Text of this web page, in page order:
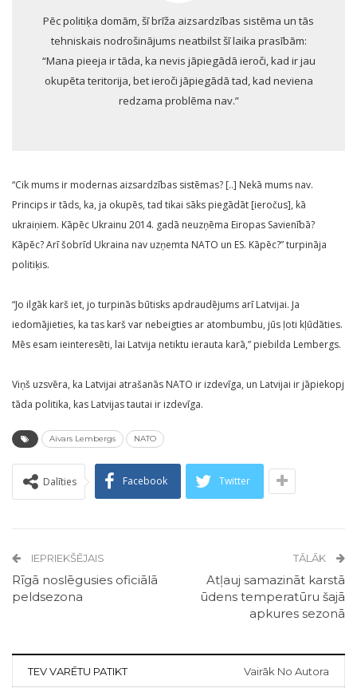
Pēc politiķa domām, šī brīža aizsardzības sistēma un tās
tehniskais nodrošinājums neatbilst šī laika prasībām:
“Mana pieeja ir tāda, ka nevis jāpiegādā ieroči, kad ir jau
okupēta teritorija, bet ieroči jāpiegādā tad, kad neviena
redzama problēma nav.”
“Cik mums ir modernas aizsardzības sistēmas? [..] Nekā mums nav.
Princips ir tāds, ka, ja okupēs, tad tikai sāks piegādāt [ieročus], kā
ukraiņiem. Kāpēc Ukrainu 2014. gadā neuzņēma Eiropas Savienībā?
Kāpēc? Arī šobrīd Ukraina nav uzņemta NATO un ES. Kāpēc?” turpināja
politiķis.
“Jo ilgāk karš iet, jo turpinās būtisks apdraudējums arī Latvijai. Ja
iedomājieties, ka tas karš var nebeigties ar atombumbu, jūs ļoti kļūdāties.
Mēs esam ieinteresēti, lai Latvija netiktu ierauta karā,” piebilda Lembergs.
Viņš uzsvēra, ka Latvijai atrašanās NATO ir izdevīga, un Latvijai ir jāpiekopj
tāda politika, kas Latvijas tautai ir izdevīga.
Aivars Lembergs NATO
Dalīties Facebook Twitter
IEPRIEKŠĒJAIS
Rīgā noslēgusies oficiālā
peldsezona
TĀLĀK
Atļauj samazināt karstā
ūdens temperatūru šajā
apkures sezonā
TEV VARĒTU PATIKT Vairāk No Autora